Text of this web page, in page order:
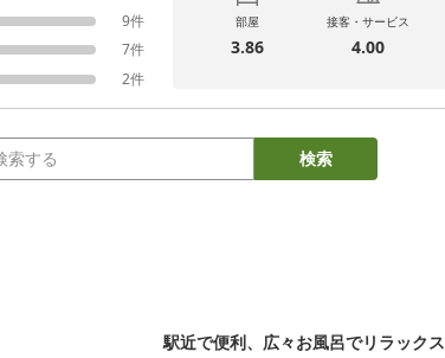
9件
7件
2件
部屋
3.86
接客・サービス
4.00
検索
駅近で便利、広々お風呂でリラックス